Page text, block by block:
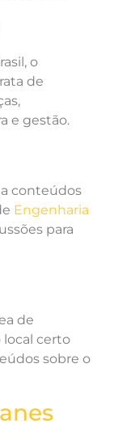
o
de
e gestão.
conteúdos
Engenharia
para
de
local certo
sobre o